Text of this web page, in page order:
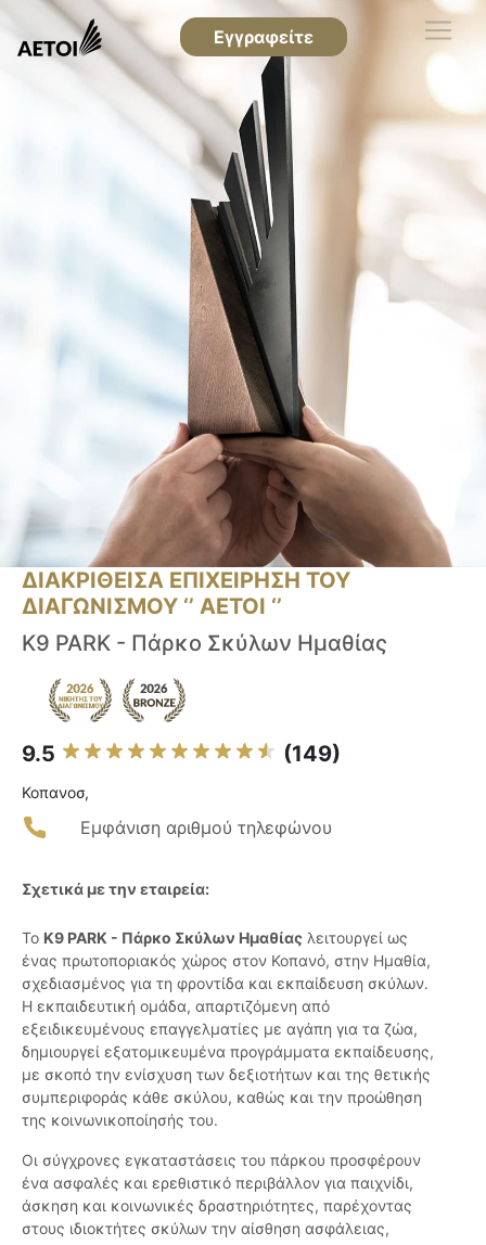
Εγγραφείτε
ΔΙΑΚΡΙΘΕΙΣΑ ΕΠΙΧΕΙΡΗΣΗ ΤΟΥ
ΔΙΑΓΩΝΙΣΜΟΥ ‘’ ΑΕΤΟΙ ‘’
K9 PARK - Πάρκο Σκύλων Ημαθίας
9.5 (149)
Κοπανοσ,
Εμφάνιση αριθμού τηλεφώνου
Σχετικά με την εταιρεία:
Το K9 PARK - Πάρκο Σκύλων Ημαθίας λειτουργεί ως
ένας πρωτοποριακός χώρος στον Κοπανό, στην Ημαθία,
σχεδιασμένος για τη φροντίδα και εκπαίδευση σκύλων.
Η εκπαιδευτική ομάδα, απαρτιζόμενη από
εξειδικευμένους επαγγελματίες με αγάπη για τα ζώα,
δημιουργεί εξατομικευμένα προγράμματα εκπαίδευσης,
με σκοπό την ενίσχυση των δεξιοτήτων και της θετικής
συμπεριφοράς κάθε σκύλου, καθώς και την προώθηση
της κοινωνικοποίησής του.
Οι σύγχρονες εγκαταστάσεις του πάρκου προσφέρουν
ένα ασφαλές και ερεθιστικό περιβάλλον για παιχνίδι,
άσκηση και κοινωνικές δραστηριότητες, παρέχοντας
στους ιδιοκτήτες σκύλων την αίσθηση ασφάλειας,